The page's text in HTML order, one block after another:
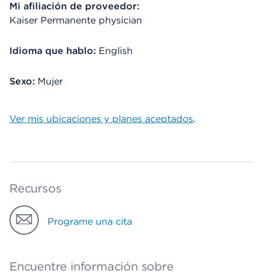
Mi afiliación de proveedor:
Kaiser Permanente physician
Idioma que hablo: English
Sexo: Mujer
Ver mis ubicaciones y planes aceptados.
Recursos
Programe una cita
Encuentre información sobre